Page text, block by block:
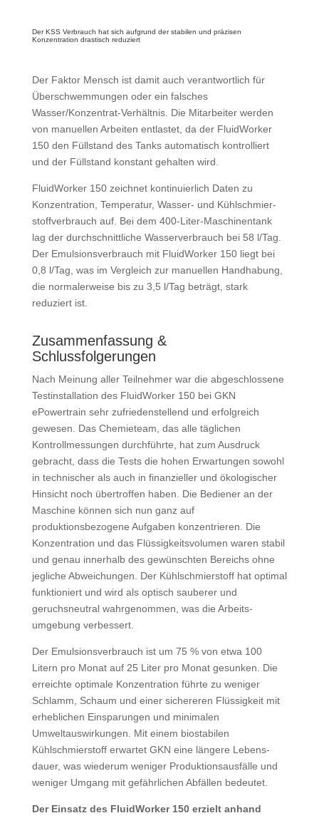
Der KSS Verbrauch hat sich aufgrund der stabilen und präzisen
Konzentration drastisch reduziert
Der Faktor Mensch ist damit auch verantwortlich für
Über­schwem­mungen oder ein falsches
Wasser/Konzentrat-Verhältnis. Die Mitarbeiter werden
von manuellen Arbeiten entlastet, da der FluidWorker
150 den Füllstand des Tanks automatisch kon­trolliert
und der Füllstand konstant gehalten wird.
FluidWorker 150 zeichnet kontinu­ierlich Daten zu
Konzentration, Temperatur, Wasser- und Kühl­schmier­
stoff­verbrauch auf. Bei dem 400-Liter-Maschinentank
lag der durch­schnitt­liche Wasserverbrauch bei 58 l/Tag.
Der Emulsionsverbrauch mit FluidWorker 150 liegt bei
0,8 l/Tag, was im Vergleich zur manuellen Handhabung,
die normalerweise bis zu 3,5 l/Tag beträgt, stark
reduziert ist.
Zusammenfassung &
Schlussfolgerungen
Nach Meinung aller Teilnehmer war die abgeschlossene
Testinstallation des FluidWorker 150 bei GKN
ePowertrain sehr zufriedenstellend und erfolgreich
gewesen. Das Chemieteam, das alle täglichen
Kontrollmessungen durch­führte, hat zum Ausdruck
gebracht, dass die Tests die hohen Erwartungen sowohl
in technischer als auch in finan­zieller und ökologischer
Hinsicht noch übertroffen haben. Die Bediener an der
Maschine können sich nun ganz auf
produktionsbezogene Aufgaben konzentrieren. Die
Konzentration und das Flüssigkeitsvolumen waren stabil
und genau innerhalb des ge­wünsch­ten Bereichs ohne
jegliche Ab­weichungen. Der Kühlschmierstoff hat optimal
funktioniert und wird als optisch sauberer und
geruchsneutral wahrgenommen, was die Arbeits­
umgebung verbessert.
Der Emulsionsverbrauch ist um 75 % von etwa 100
Litern pro Monat auf 25 Liter pro Monat gesunken. Die
er­reichte optimale Konzentration führte zu weniger
Schlamm, Schaum und einer sichereren Flüssigkeit mit
er­heblichen Einsparungen und mini­malen
Umweltauswirkungen. Mit einem biostabilen
Kühlschmierstoff erwartet GKN eine längere Lebens­
dauer, was wiederum weniger Produktionsausfälle und
weniger Umgang mit gefährlichen Abfällen bedeutet.
Der Einsatz des FluidWorker 150 erzielt anhand